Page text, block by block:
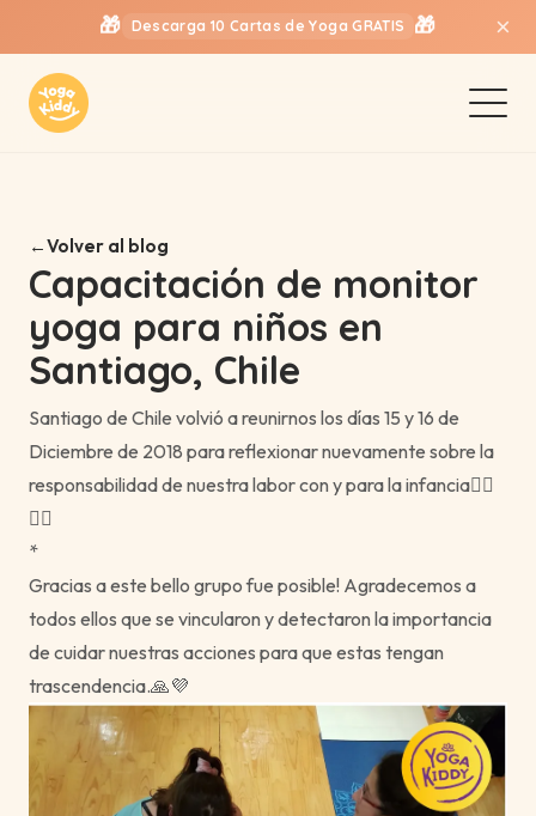
🎁 Descarga 10 Cartas de Yoga GRATIS 🎁 ×
Volver al blog
Capacitación de monitor
yoga para niños en
Santiago, Chile
Santiago de Chile volvió a reunirnos los días 15 y 16 de
Diciembre de 2018 para reflexionar nuevamente sobre la
responsabilidad de nuestra labor con y para la infancia🧘‍♂️
🧘‍♀️
*
Gracias a este bello grupo fue posible! Agradecemos a
todos ellos que se vincularon y detectaron la importancia
de cuidar nuestras acciones para que estas tengan
trascendencia.🙏💜